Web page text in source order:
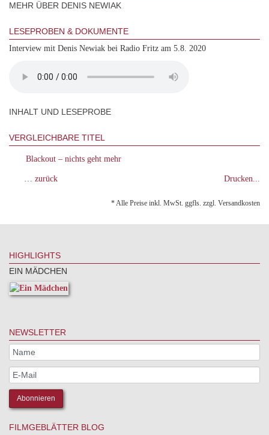
MEHR ÜBER DENIS NEWIAK
LESEPROBEN & DOKUMENTE
Interview mit Denis Newiak bei Radio Fritz am 5.8. 2020
INHALT UND LESEPROBE
VERGLEICHBARE TITEL
Blackout – nichts geht mehr
… zurück Drucken...
* Alle Preise inkl. MwSt. ggfls. zzgl. Versandkosten
HIGHLIGHTS
EIN MÄDCHEN
NEWSLETTER
FILMGEBLÄTTER BLOG